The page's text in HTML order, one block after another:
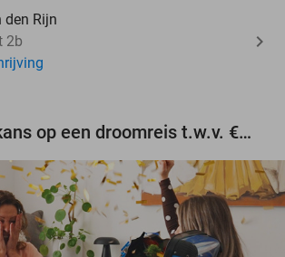
den Rijn
2b
Maak gratis kans op een droomreis t.w.v. €3.000!